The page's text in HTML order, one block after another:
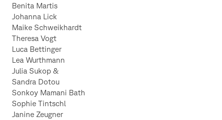
Benita Martis
Johanna Lick
Maike Schweikhardt
Theresa Vogt
Luca Bettinger
Lea Wurthmann
Julia Sukop &
Sandra Dotou
Sonkoy Mamani Bath
Sophie Tintschl
Janine Zeugner